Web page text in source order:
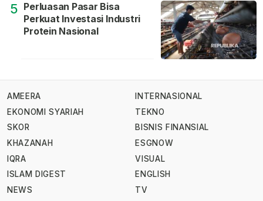
5 Perluasan Pasar Bisa
Perkuat Investasi Industri
Protein Nasional
AMEERA
EKONOMI SYARIAH
SKOR
KHAZANAH
IQRA
ISLAM DIGEST
NEWS
INTERNASIONAL
TEKNO
BISNIS FINANSIAL
ESGNOW
VISUAL
ENGLISH
TV